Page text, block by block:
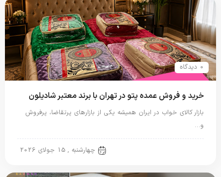
0 دیدگاه
خرید و فروش عمده پتو در تهران با برند معتبر شادیلون
بازار کالای خواب در ایران همیشه یکی از بازارهای پرتقاضا، پرفروش
و…
چهارشنبه , 15 جولای 2026